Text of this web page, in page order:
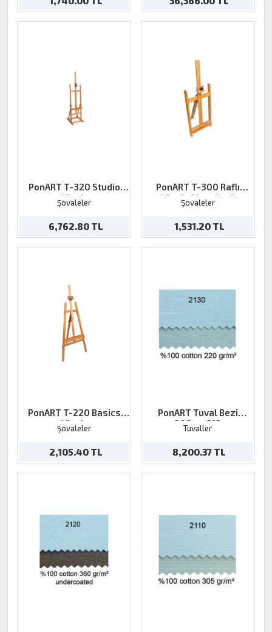
PonART T-320 Studio
Şövale
Şovaleler
6,762.80 TL
PonART T-300 Raflı
Şövale Masaüstü
Şovaleler
1,531.20 TL
PonART T-220 Basics
Şövale
Şovaleler
2,105.40 TL
PonART Tuval Bezi
200grx218
Tuvaller
8,200.37 TL